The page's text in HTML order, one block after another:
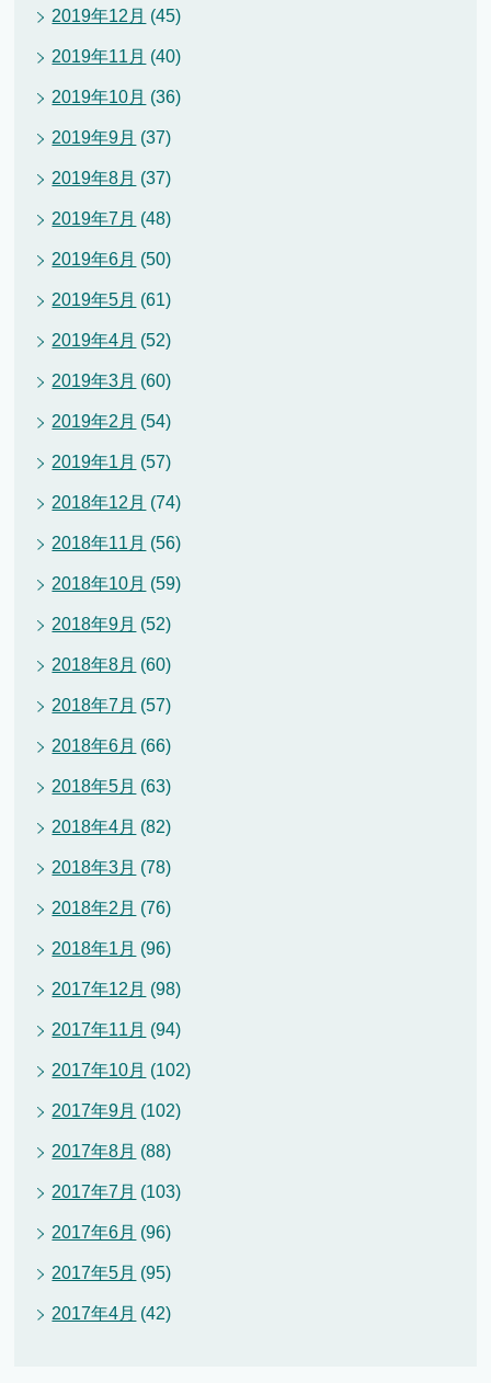
2019年12月 (45)
2019年11月 (40)
2019年10月 (36)
2019年9月 (37)
2019年8月 (37)
2019年7月 (48)
2019年6月 (50)
2019年5月 (61)
2019年4月 (52)
2019年3月 (60)
2019年2月 (54)
2019年1月 (57)
2018年12月 (74)
2018年11月 (56)
2018年10月 (59)
2018年9月 (52)
2018年8月 (60)
2018年7月 (57)
2018年6月 (66)
2018年5月 (63)
2018年4月 (82)
2018年3月 (78)
2018年2月 (76)
2018年1月 (96)
2017年12月 (98)
2017年11月 (94)
2017年10月 (102)
2017年9月 (102)
2017年8月 (88)
2017年7月 (103)
2017年6月 (96)
2017年5月 (95)
2017年4月 (42)